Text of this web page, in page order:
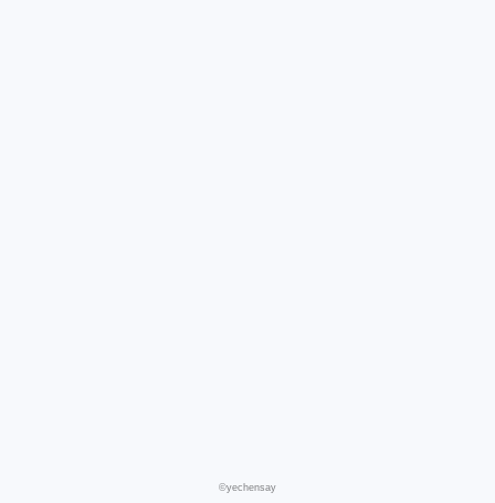
©yechensay